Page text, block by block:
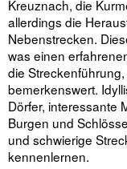
Kreuznach, die
allerdings die
Nebenstrecken.
was einen
die
bemerkenswert.
Dörfer, interessante
Burgen und
und schwierige
kennenlernen.